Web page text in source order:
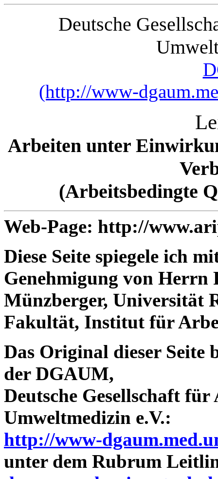
Deutsche
(http://www-
Arbeiten unter
(Arbeitsbedingte
Web-Page: http://
Diese Seite spiegele ich
Genehmigung von Herrn
Münzberger, Universität
Fakultät, Institut für
Das Original dieser Seite
der DGAUM,
Deutsche Gesellschaft
Umweltmedizin e.V.:
http://www-
unter dem Rubrum